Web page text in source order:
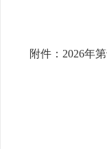
附件：2026年